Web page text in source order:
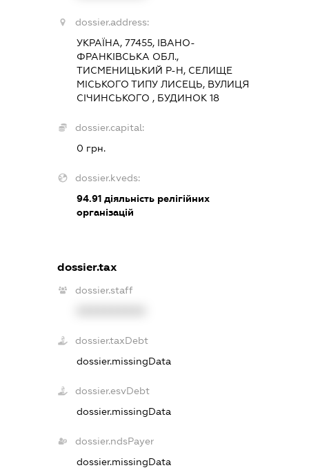
dossier.address:
УКРАЇНА, 77455, ІВАНО-
ФРАНКІВСЬКА ОБЛ.,
ТИСМЕНИЦЬКИЙ Р-Н, СЕЛИЩЕ
МІСЬКОГО ТИПУ ЛИСЕЦЬ, ВУЛИЦЯ
СІЧИНСЬКОГО , БУДИНОК 18
dossier.capital:
0 грн.
dossier.kveds:
94.91діяльність релігійних
організацій
dossier.tax
dossier.staff
dossier.taxDebt
dossier.missingData
dossier.esvDebt
dossier.missingData
dossier.ndsPayer
dossier.missingData